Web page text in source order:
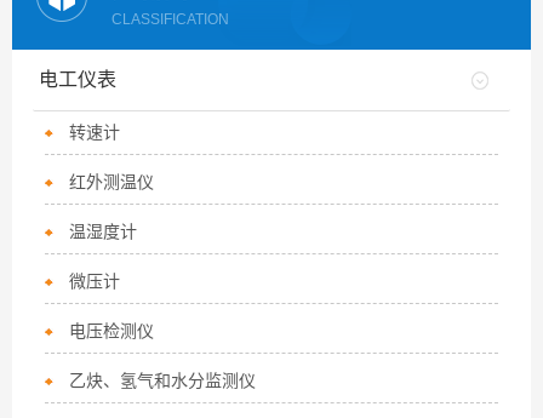
CLASSIFICATION
电工仪表
转速计
红外测温仪
温湿度计
微压计
电压检测仪
乙炔、氢气和水分监测仪